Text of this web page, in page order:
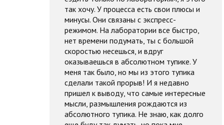
так хочу. У процесса есть свои плюсы и
минусы. Они связаны с экспресс-
режимом. На лаборатории все быстро,
нет времени подумать, ты с большой
скоростью несешься, и вдруг
оказываешься в абсолютном тупике. У
меня так было, но мы из этого тупика
сделали такой прорыв! И я недавно
пришел к выводу, что самые интересные
мысли, размышления рождаются из
абсолютного тупика. Не знаю, как долго